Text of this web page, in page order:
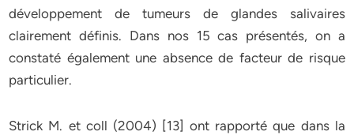
développement de tumeurs de glandes salivaires
clairement définis. Dans nos 15 cas présentés, on a
constaté également une absence de facteur de risque
particulier.
Strick M. et coll (2004) [13] ont rapporté que dans la